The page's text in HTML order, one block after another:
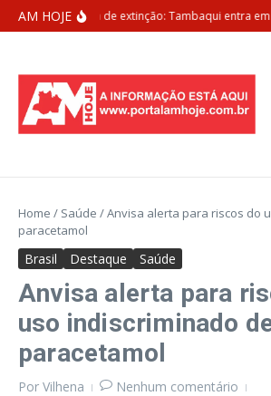
Ir para o conteúdo
AM HOJEAmeaça de extinção: Tambaqui entra
Home / Saúde /Anvisa alerta para riscos do
paracetamol
Brasil Destaque Saúde
Anvisa alerta para
uso indiscriminado
paracetamol
Por Vilhena
Nenhum comentário